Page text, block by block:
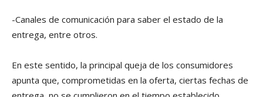
-Canales de comunicación para saber el estado de la
entrega, entre otros.
En este sentido, la principal queja de los consumidores
apunta que, comprometidas en la oferta, ciertas fechas de